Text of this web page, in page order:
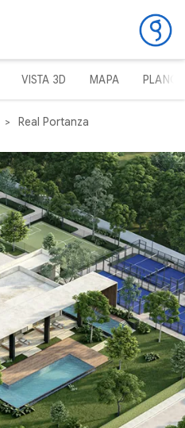
VISTA 3D MAPA PLANOS
Real Portanza